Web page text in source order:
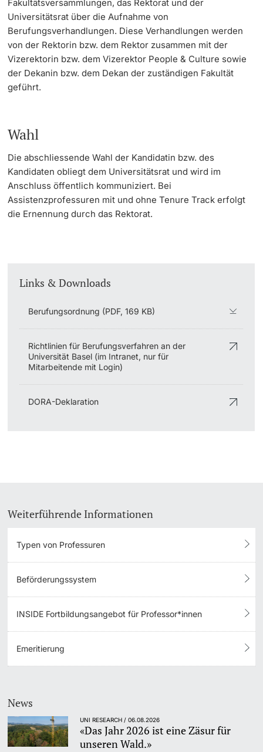
Fakultätsversammlungen, das Rektorat und der
Universitätsrat über die Aufnahme von
Berufungsverhandlungen. Diese Verhandlungen werden
von der Rektorin bzw. dem Rektor zusammen mit der
Vizerektorin bzw. dem Vizerektor People & Culture sowie
der Dekanin bzw. dem Dekan der zuständigen Fakultät
geführt.
Wahl
Die abschliessende Wahl der Kandidatin bzw. des
Kandidaten obliegt dem Universitätsrat und wird im
Anschluss öffentlich kommuniziert. Bei
Assistenzprofessuren mit und ohne Tenure Track erfolgt
die Ernennung durch das Rektorat.
Links & Downloads
Berufungsordnung (PDF, 169 KB)
Richtlinien für Berufungsverfahren an der
Universität Basel (im Intranet, nur für
Mitarbeitende mit Login)
DORA-Deklaration
Weiterführende Informationen
Typen von Professuren
Beförderungssystem
INSIDE Fortbildungsangebot für Professor*innen
Emeritierung
News
UNI RESEARCH / 06.08.2026
«Das Jahr 2026 ist eine Zäsur für
unseren Wald.»